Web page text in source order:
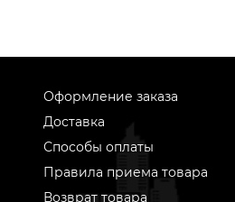
Оформление заказа
Доставка
Способы оплаты
Правила приема товара
Возврат товара